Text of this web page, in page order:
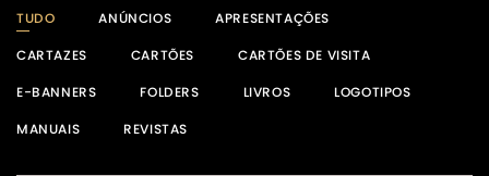
TUDO ANÚNCIOS
APRESENTAÇÕES
CARTAZES
CARTÕES
CARTÕES DE VISITA
E-BANNERS
FOLDERS LIVROS
LOGOTIPOS
MANUAIS
REVISTAS